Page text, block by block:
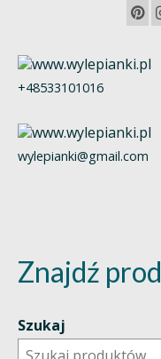
+48533101016
wylepianki@gmail.com
Znajdź
Szukaj